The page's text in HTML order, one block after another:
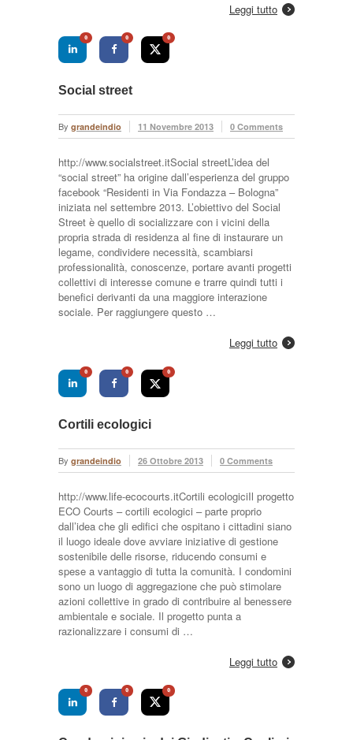
Leggi tutto
0 0 0
Social street
By grandeindio 11 Novembre 2013 0 Comments
http://www.socialstreet.itSocial streetL’idea del
“social street” ha origine dall’esperienza del gruppo
facebook “Residenti in Via Fondazza – Bologna”
iniziata nel settembre 2013. L’obiettivo del Social
Street è quello di socializzare con i vicini della
propria strada di residenza al fine di instaurare un
legame, condividere necessità, scambiarsi
professionalità, conoscenze, portare avanti progetti
collettivi di interesse comune e trarre quindi tutti i
benefici derivanti da una maggiore interazione
sociale. Per raggiungere questo …
Leggi tutto
0 0 0
Cortili ecologici
By grandeindio 26 Ottobre 2013 0 Comments
http://www.life-ecocourts.itCortili ecologiciIl progetto
ECO Courts – cortili ecologici – parte proprio
dall’idea che gli edifici che ospitano i cittadini siano
il luogo ideale dove avviare iniziative di gestione
sostenibile delle risorse, riducendo consumi e
spese a vantaggio di tutta la comunità. I condomini
sono un luogo di aggregazione che può stimolare
azioni collettive in grado di contribuire al benessere
ambientale e sociale. Il progetto punta a
razionalizzare i consumi di …
Leggi tutto
0 0 0